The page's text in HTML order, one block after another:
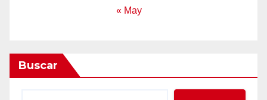
« May
Buscar